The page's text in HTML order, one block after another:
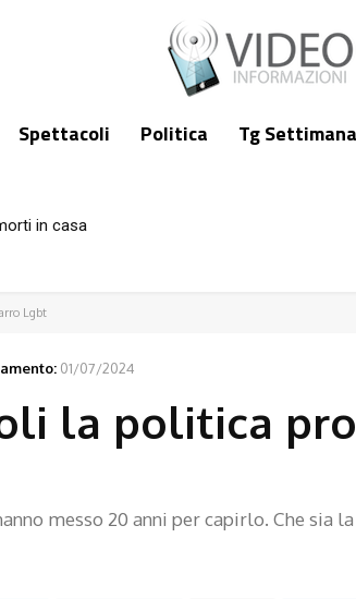
Spettacoli Politica Tg
in casa
Lgbt
01/07/2024
la politica
messo 20 anni per capirlo. Che sia